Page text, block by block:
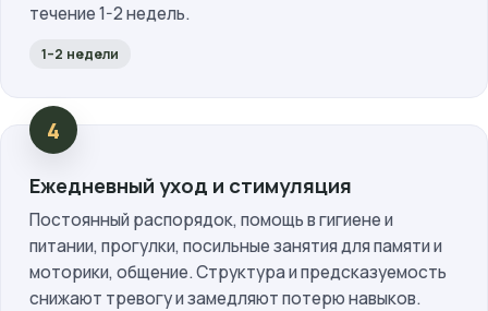
течение 1-2 недель.
1–2 недели
Ежедневный уход и стимуляция
Постоянный распорядок, помощь в гигиене и
питании, прогулки, посильные занятия для памяти и
моторики, общение. Структура и предсказуемость
снижают тревогу и замедляют потерю навыков.